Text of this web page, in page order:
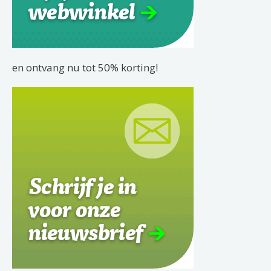
en ontvang nu tot 50% korting!